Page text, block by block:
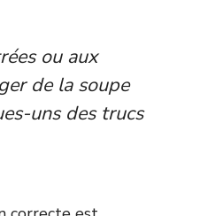
ou aux
de la soupe
uns des trucs